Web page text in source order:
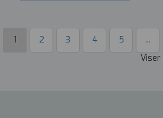
1 2 3 4 5 ...
Viser